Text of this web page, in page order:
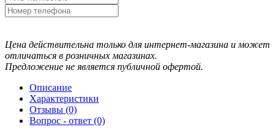
Цена действительна только для интернет-магазина и может
отличаться в розничных магазинах.
Предложение не является публичной офертой.
Описание
Характеристики
Отзывы (0)
Вопрос - ответ (0)